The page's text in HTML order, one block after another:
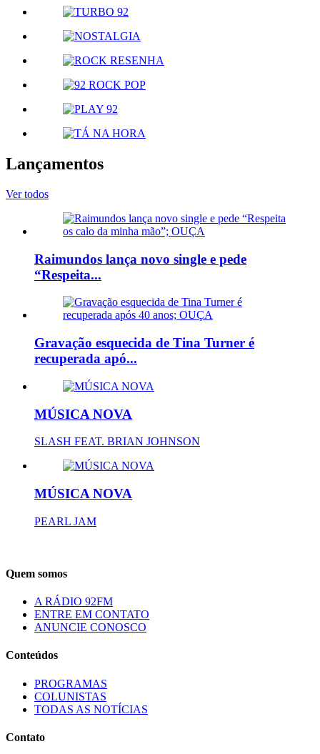
Lançamentos
Ver todos
Raimundos lança novo single e pede
“Respeita...
Gravação esquecida de Tina Turner é
recuperada apó...
MÚSICA NOVA
SLASH FEAT. BRIAN JOHNSON
MÚSICA NOVA
PEARL JAM
Quem somos
A RÁDIO 92FM
ENTRE EM CONTATO
ANUNCIE CONOSCO
Conteúdos
PROGRAMAS
COLUNISTAS
TODAS AS NOTÍCIAS
Contato